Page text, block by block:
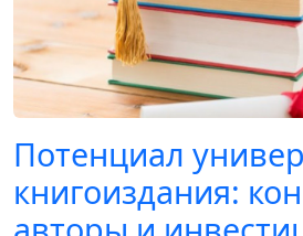
Потенциал
книгоиздания: